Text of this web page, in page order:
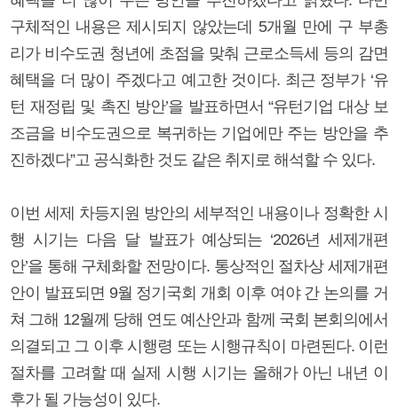
구체적인 내용은 제시되지 않았는데 5개월 만에 구 부총
리가 비수도권 청년에 초점을 맞춰 근로소득세 등의 감면
혜택을 더 많이 주겠다고 예고한 것이다. 최근 정부가 ‘유
턴 재정립 및 촉진 방안’을 발표하면서 “유턴기업 대상 보
조금을 비수도권으로 복귀하는 기업에만 주는 방안을 추
진하겠다”고 공식화한 것도 같은 취지로 해석할 수 있다.
이번 세제 차등지원 방안의 세부적인 내용이나 정확한 시
행 시기는 다음 달 발표가 예상되는 ‘2026년 세제개편
안’을 통해 구체화할 전망이다. 통상적인 절차상 세제개편
안이 발표되면 9월 정기국회 개회 이후 여야 간 논의를 거
쳐 그해 12월께 당해 연도 예산안과 함께 국회 본회의에서
의결되고 그 이후 시행령 또는 시행규칙이 마련된다. 이런
절차를 고려할 때 실제 시행 시기는 올해가 아닌 내년 이
후가 될 가능성이 있다.